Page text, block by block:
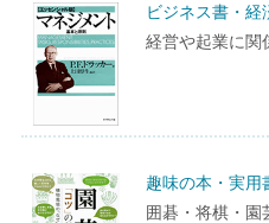
ビジネス書・経
経営や起業に関
趣味の本・実用
囲碁・将棋・園